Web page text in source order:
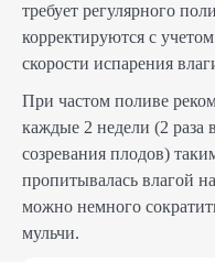
требует регулярного
корректируются с
скорости испарения
При частом поливе
каждые 2 недели (2 раза
созревания плодов)
пропитывалась влагой
можно немного
мульчи.